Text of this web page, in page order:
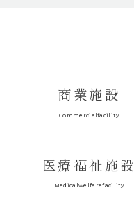
商業施設
Commercialfacility
医療福祉施設
Medicalwelfarefacility